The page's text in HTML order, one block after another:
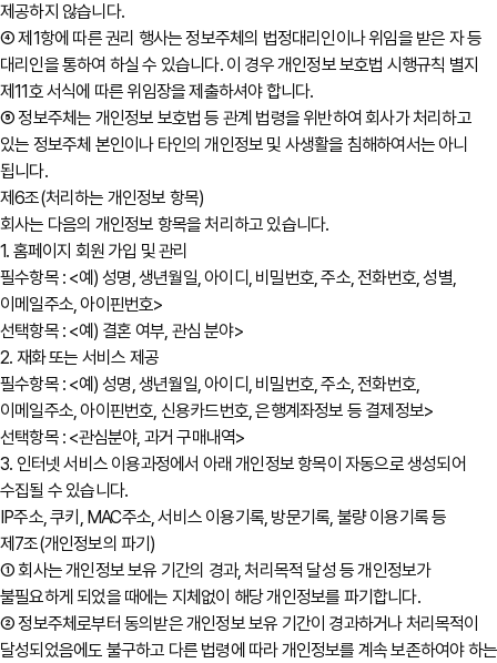
제공하지 않습니다.
④ 제1항에 따른 권리 행사는 정보주체의 법정대리인이나 위임을 받은 자 등
대리인을 통하여 하실 수 있습니다. 이 경우 개인정보 보호법 시행규칙 별지
제11호 서식에 따른 위임장을 제출하셔야 합니다.
⑤ 정보주체는 개인정보 보호법 등 관계 법령을 위반하여 회사가 처리하고
있는 정보주체 본인이나 타인의 개인정보 및 사생활을 침해하여서는 아니
됩니다.
제6조(처리하는 개인정보 항목)
회사는 다음의 개인정보 항목을 처리하고 있습니다.
1. 홈페이지 회원 가입 및 관리
필수항목 : <예) 성명, 생년월일, 아이디, 비밀번호, 주소, 전화번호, 성별,
이메일주소, 아이핀번호>
선택항목 : <예) 결혼 여부, 관심 분야>
2. 재화 또는 서비스 제공
필수항목 : <예) 성명, 생년월일, 아이디, 비밀번호, 주소, 전화번호,
이메일주소, 아이핀번호, 신용카드번호, 은행계좌정보 등 결제정보>
선택항목 : <관심분야, 과거 구매내역>
3. 인터넷 서비스 이용과정에서 아래 개인정보 항목이 자동으로 생성되어
수집될 수 있습니다.
IP주소, 쿠키, MAC주소, 서비스 이용기록, 방문기록, 불량 이용기록 등
제7조(개인정보의 파기)
① 회사는 개인정보 보유 기간의 경과, 처리목적 달성 등 개인정보가
불필요하게 되었을 때에는 지체없이 해당 개인정보를 파기합니다.
② 정보주체로부터 동의받은 개인정보 보유 기간이 경과하거나 처리목적이
달성되었음에도 불구하고 다른 법령에 따라 개인정보를 계속 보존하여야 하는